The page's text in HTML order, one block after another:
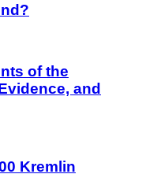
of the
and
Kremlin